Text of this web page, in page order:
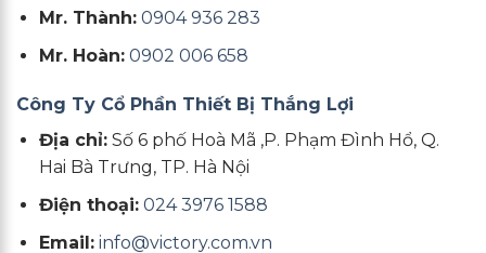
Mr. Thành: 0904 936 283
Mr. Hoàn: 0902 006 658
Công Ty Cổ Phần Thiết Bị Thắng Lợi
Địa chỉ:Số 6 phố Hoà Mã ,P. Phạm Đình Hổ, Q.
Hai Bà Trưng, TP. Hà Nội
Điện thoại: 024 3976 1588
Email: info@victory.com.vn